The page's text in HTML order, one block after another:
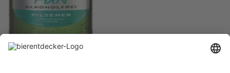
Radeberger Gruppe